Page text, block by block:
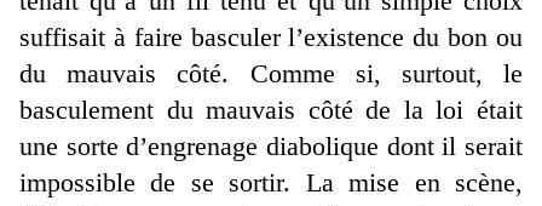
suffisait à faire basculer l’existence du bon ou
du mauvais côté. Comme si, surtout, le
basculement du mauvais côté de la loi était
une sorte d’engrenage diabolique dont il serait
impossible de se sortir. La mise en scène,